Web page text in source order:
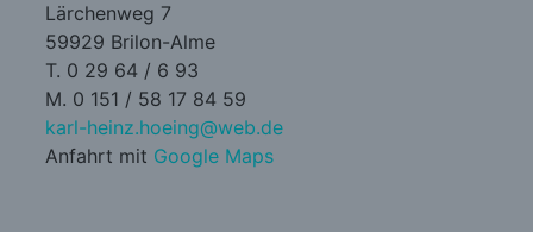
Lärchenweg 7
59929 Brilon-Alme
T. 0 29 64 / 6 93
M. 0 151 / 58 17 84 59
karl-heinz.hoeing@web.de
Anfahrt mit Google Maps